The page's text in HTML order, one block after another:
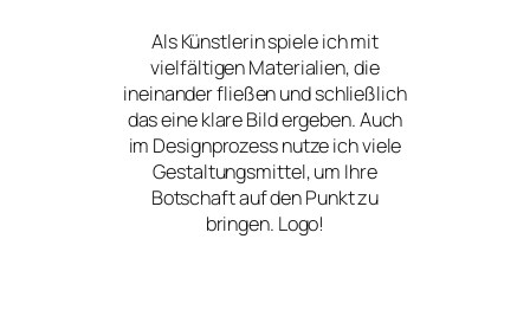
Als Künstlerin spiele ich mit
vielfältigen Materialien, die
ineinander fließen und schließlich
das eine klare Bild ergeben. Auch
im Designprozess nutze ich viele
Gestaltungsmittel, um Ihre
Botschaft auf den Punkt zu
bringen. Logo!